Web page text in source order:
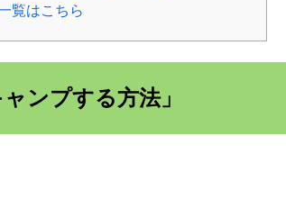
覧はこちら
ンプする方法」